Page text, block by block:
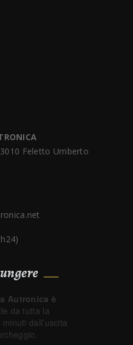
Feletto Umberto
Autronica è
da tutta la
dall’uscita